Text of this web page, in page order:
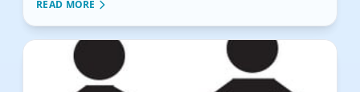
READ MORE